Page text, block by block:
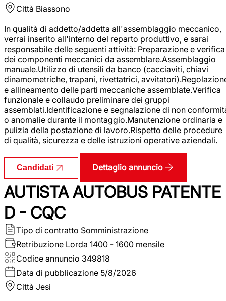
Città Biassono
In qualità di addetto/addetta all'assemblaggio meccanico,
verrai inserito all'interno del reparto produttivo, e sarai
responsabile delle seguenti attività: Preparazione e verifica
dei componenti meccanici da assemblare.Assemblaggio
manuale.Utilizzo di utensili da banco (cacciaviti, chiavi
dinamometriche, trapani, rivettatrici,
e allineamento delle parti meccaniche assemblate.Verifica
funzionale e collaudo preliminare dei gruppi
assemblati.Identificazione e segnalazione di non
o anomalie durante il montaggio.Manutenzione ordinaria e
pulizia della postazione di lavoro.Rispetto delle procedure
di qualità, sicurezza e delle istruzioni operative aziendali.
Candidati Dettaglio annuncio
AUTISTA AUTOBUS PATENTE
D - CQC
Tipo di contratto Somministrazione
Retribuzione Lorda 1400 - 1600 mensile
Codice annuncio 349818
Data di pubblicazione 5/8/2026
Città Jesi